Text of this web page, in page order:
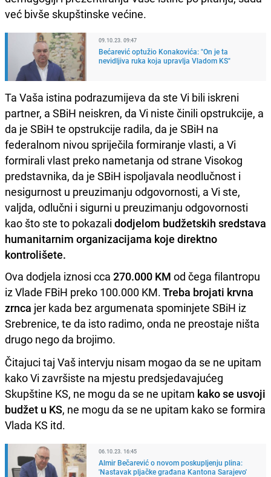
već bivše skupštinske većine.
09.10.23. 09:47
Bećarević optužio Konakovića: "On je ta
nevidljiva ruka koja upravlja Vladom KS"
Ta Vaša istina podrazumijeva da ste Vi bili iskreni
partner, a SBiH neiskren, da Vi niste činili opstrukcije, a
da je SBiH te opstrukcije radila, da je SBiH na
federalnom nivou spriječila formiranje vlasti, a Vi
formirali vlast preko nametanja od strane Visokog
predstavnika, da je SBiH ispoljavala neodlučnost i
nesigurnost u preuzimanju odgovornosti, a Vi ste,
valjda, odlučni i sigurni u preuzimanju odgovornosti
kao što ste to pokazali dodjelom budžetskih sredstava
humanitarnim organizacijama koje direktno
kontrolišete.
Ova dodjela iznosi cca 270.000 KM od čega filantropu
iz Vlade FBiH preko 100.000 KM.Treba brojati krvna
zrnca jer kada bez argumenata spominjete SBiH iz
Srebrenice, te da isto radimo, onda ne preostaje ništa
drugo nego da brojimo.
Čitajuci taj Vaš intervju nisam mogao da se ne upitam
kako Vi završiste na mjestu predsjedavajućeg
Skupštine KS, ne mogu da se ne upitam kako se usvoji
budžet u KS, ne mogu da se ne upitam kako se formira
Vlada KS itd.
06.10.23. 16:45
Almir Bečarević o novom poskupljenju plina:
'Nastavak pljačke građana Kantona Sarajevo'